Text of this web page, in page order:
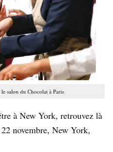
salon du Chocolat à Paris
à New York, retrouvez là
novembre, New York,